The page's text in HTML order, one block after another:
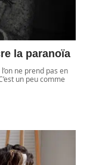
la paranoïa
ne prend pas en
un peu comme